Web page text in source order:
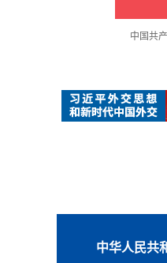
中国共
中华人民共